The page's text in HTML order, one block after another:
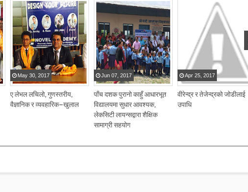
ए लेभल लचिलो, गुणस्तरीय,
वैज्ञानिक र व्यवहारिक–खुलाल
May 30 2017
पाँच दशक पुरानो काहुँ आधारभूत
विद्यालयमा सुधार आवश्यक,
लेकसिटी लायन्सद्वारा शैक्षिक
सामाग्री सहयोग
Jun 07 2017
वीरेन्द्र र तेजेन्द्रको जोडीलाई
उपाधि
Apr 25 2017